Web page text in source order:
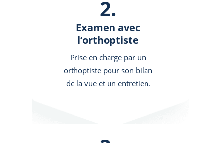
2.
Examen avec
l’orthoptiste
Prise en charge par un
orthoptiste pour son bilan
de la vue et un entretien.